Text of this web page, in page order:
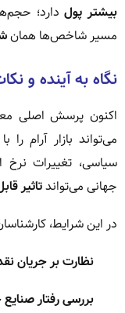
بیشتر پولدارد؛
مسیر شاخص‌ها همان
نگاه به آینده و
اکنون پرسش اصلی
می‌تواند بازار آرام را با
سیاسی، تغییرات
جهانی می‌تواندتاثیر
در این شرایط،
نظارت بر جریان
بررسی رفتار